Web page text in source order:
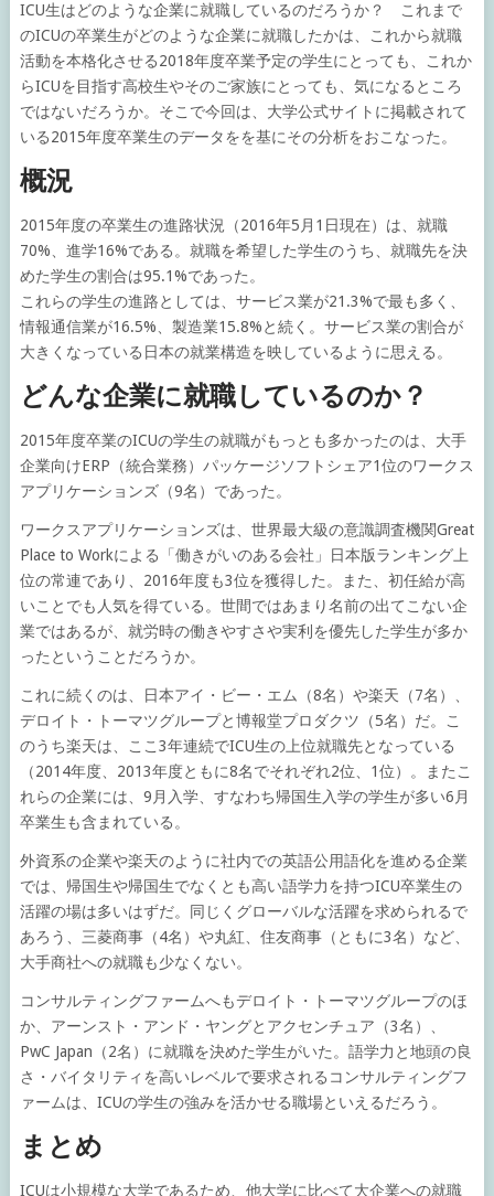
ICU生はどのような企業に就職しているのだろうか？ これまで
のICUの卒業生がどのような企業に就職したかは、これから就職
活動を本格化させる2018年度卒業予定の学生にとっても、これか
らICUを目指す高校生やそのご家族にとっても、気になるところ
ではないだろうか。そこで今回は、大学公式サイトに掲載されて
いる2015年度卒業生のデータをを基にその分析をおこなった。
概況
2015年度の卒業生の進路状況（2016年5月1日現在）は、就職
70%、進学16%である。就職を希望した学生のうち、就職先を決
めた学生の割合は95.1%であった。
これらの学生の進路としては、サービス業が21.3%で最も多く、
情報通信業が16.5%、製造業15.8%と続く。サービス業の割合が
大きくなっている日本の就業構造を映しているように思える。
どんな企業に就職しているのか？
2015年度卒業のICUの学生の就職がもっとも多かったのは、大手
企業向けERP（統合業務）パッケージソフトシェア1位のワークス
アプリケーションズ（9名）であった。
ワークスアプリケーションズは、世界最大級の意識調査機関Great
Place to Workによる「働きがいのある会社」日本版ランキング上
位の常連であり、2016年度も3位を獲得した。また、初任給が高
いことでも人気を得ている。世間ではあまり名前の出てこない企
業ではあるが、就労時の働きやすさや実利を優先した学生が多か
ったということだろうか。
これに続くのは、日本アイ・ビー・エム（8名）や楽天（7名）、
デロイト・トーマツグループと博報堂プロダクツ（5名）だ。こ
のうち楽天は、ここ3年連続でICU生の上位就職先となっている
（2014年度、2013年度ともに8名でそれぞれ2位、1位）。またこ
れらの企業には、9月入学、すなわち帰国生入学の学生が多い6月
卒業生も含まれている。
外資系の企業や楽天のように社内での英語公用語化を進める企業
では、帰国生や帰国生でなくとも高い語学力を持つICU卒業生の
活躍の場は多いはずだ。同じくグローバルな活躍を求められるで
あろう、三菱商事（4名）や丸紅、住友商事（ともに3名）など、
大手商社への就職も少なくない。
コンサルティングファームへもデロイト・トーマツグループのほ
か、アーンスト・アンド・ヤングとアクセンチュア（3名）、
PwC Japan（2名）に就職を決めた学生がいた。語学力と地頭の良
さ・バイタリティを高いレベルで要求されるコンサルティングフ
ァームは、ICUの学生の強みを活かせる職場といえるだろう。
まとめ
ICUは小規模な大学であるため、他大学に比べて大企業への就職